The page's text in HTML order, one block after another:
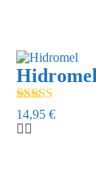
Hidromel
Avaliação
4.00
14,95 €